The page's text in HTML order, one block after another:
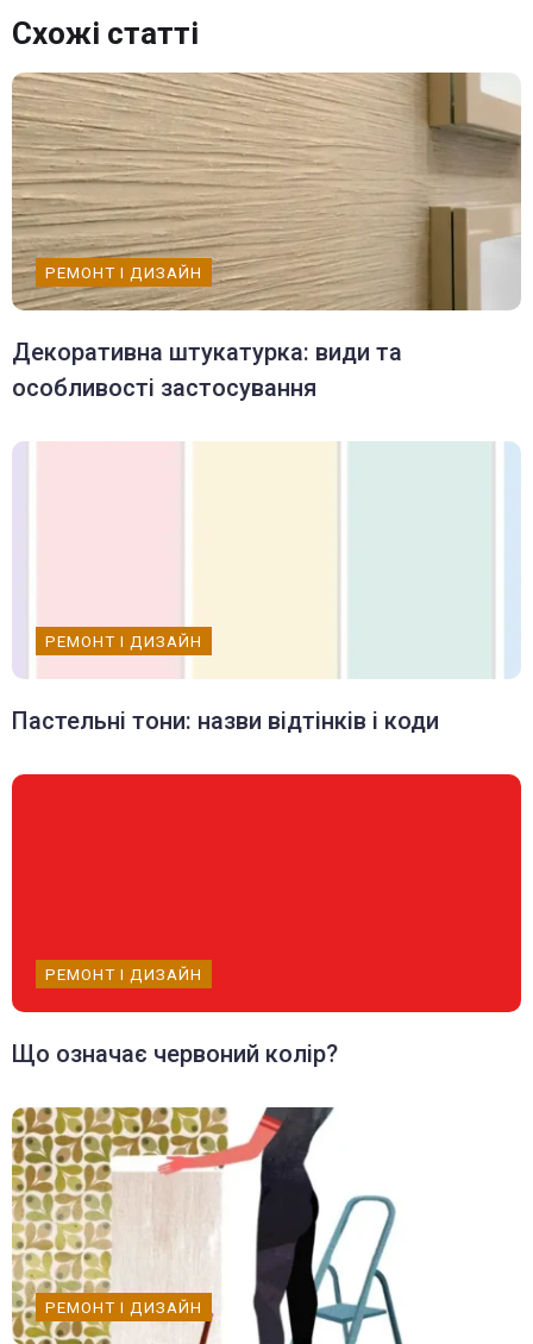
Схожі статті
РЕМОНТ І ДИЗАЙН
Декоративна штукатурка: види та
особливості застосування
РЕМОНТ І ДИЗАЙН
Пастельні тони: назви відтінків і коди
РЕМОНТ І ДИЗАЙН
Що означає червоний колір?
РЕМОНТ І ДИЗАЙН